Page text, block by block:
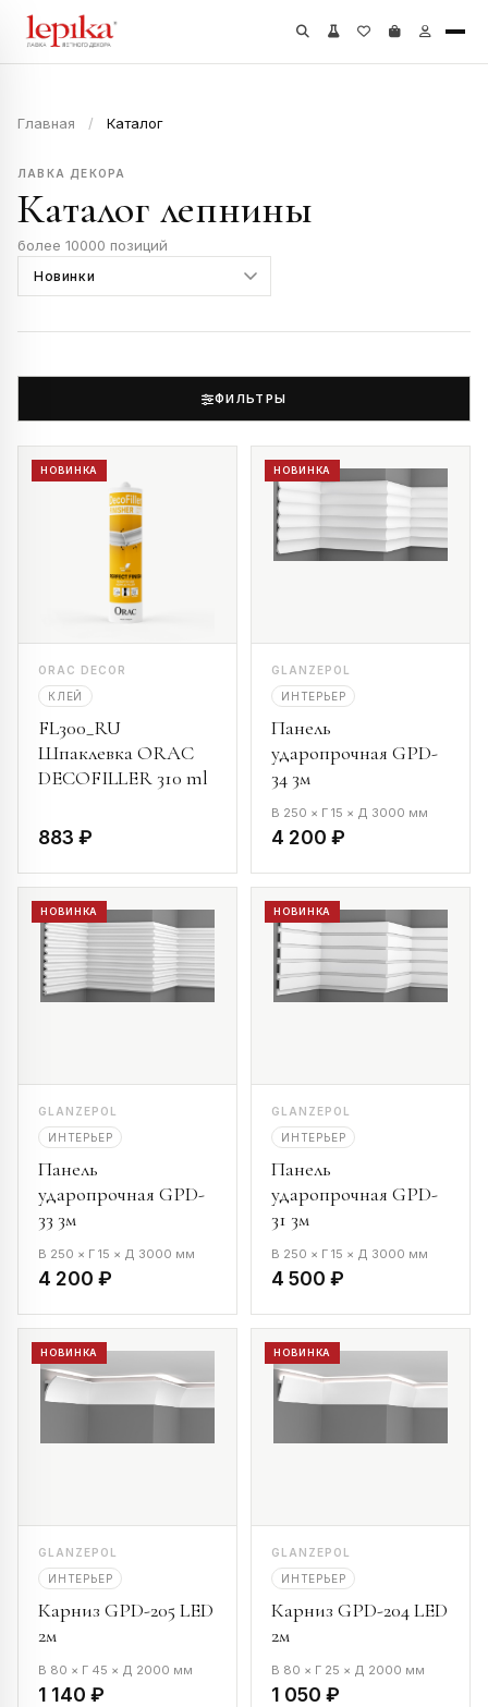
Главная / Каталог
ЛАВКА ДЕКОРА
Каталог лепнины
более 10000 позиций
ФИЛЬТРЫ
НОВИНКА
ORAC DECOR
КЛЕЙ
FL300_RU
Шпаклевка ORAC
DECOFILLER 310 ml
883 ₽
НОВИНКА
GLANZEPOL
ИНТЕРЬЕР
Панель
ударопрочная GPD-
34 3м
В 250 × Г 15 × Д 3000 мм
4 200 ₽
НОВИНКА
GLANZEPOL
ИНТЕРЬЕР
Панель
ударопрочная GPD-
33 3м
В 250 × Г 15 × Д 3000 мм
4 200 ₽
НОВИНКА
GLANZEPOL
ИНТЕРЬЕР
Панель
ударопрочная GPD-
31 3м
В 250 × Г 15 × Д 3000 мм
4 500 ₽
НОВИНКА
GLANZEPOL
ИНТЕРЬЕР
Карниз GPD-205 LED
2м
В 80 × Г 45 × Д 2000 мм
1 140 ₽
НОВИНКА
GLANZEPOL
ИНТЕРЬЕР
Карниз GPD-204 LED
2м
В 80 × Г 25 × Д 2000 мм
1 050 ₽